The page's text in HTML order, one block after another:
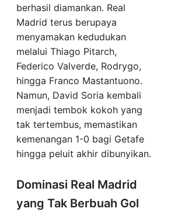
berhasil diamankan. Real
Madrid terus berupaya
menyamakan kedudukan
melalui Thiago Pitarch,
Federico Valverde, Rodrygo,
hingga Franco Mastantuono.
Namun, David Soria kembali
menjadi tembok kokoh yang
tak tertembus, memastikan
kemenangan 1-0 bagi Getafe
hingga peluit akhir dibunyikan.
Dominasi Real Madrid
yang Tak Berbuah Gol